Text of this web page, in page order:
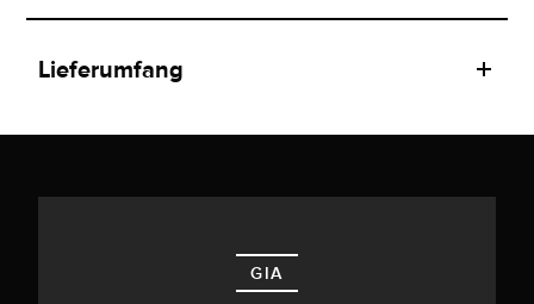
Lieferumfang
GIA